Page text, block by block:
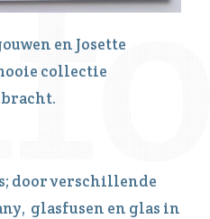
en Josette
collectie
door verschillende
glasfusen en glas in